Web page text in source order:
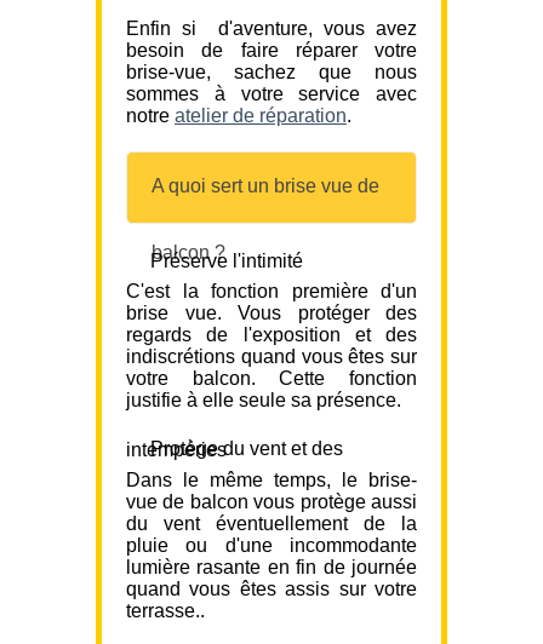
Enfin si d'aventure, vous avez
besoin de faire réparer votre
brise-vue, sachez que nous
sommes à votre service avec
notre atelier de réparation.
A quoi sert un brise vue de
balcon ?
Préserve l'intimité
C'est la fonction première d'un
brise vue. Vous protéger des
regards de l'exposition et des
indiscrétions quand vous êtes sur
votre balcon. Cette fonction
justifie à elle seule sa présence.
Protège du vent et des intempéries
Dans le même temps, le brise-
vue de balcon vous protège aussi
du vent éventuellement de la
pluie ou d'une incommodante
lumière rasante en fin de journée
quand vous êtes assis sur votre
terrasse..